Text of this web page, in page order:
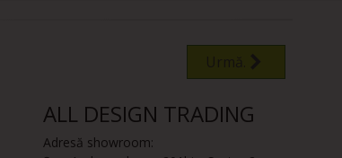
ALL DESIGN TRADING
Adresă showroom: